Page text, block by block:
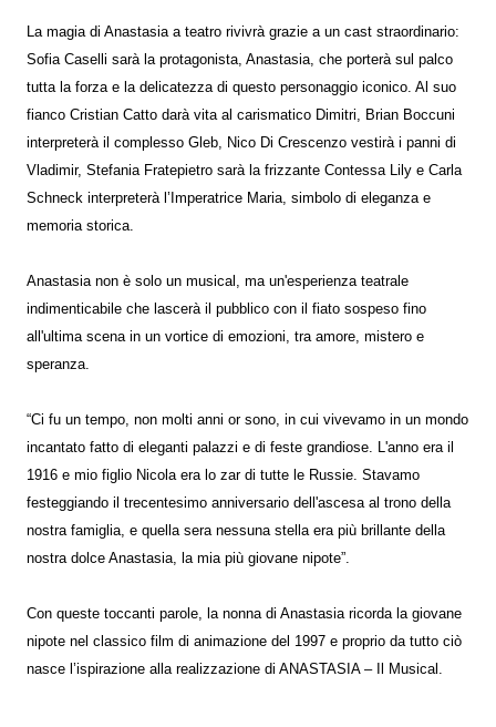
La magia di Anastasia a teatro rivivrà grazie a un cast straordinario:
Sofia Caselli sarà la protagonista, Anastasia, che porterà sul palco
tutta la forza e la delicatezza di questo personaggio iconico. Al suo
fianco Cristian Catto darà vita al carismatico Dimitri, Brian Boccuni
interpreterà il complesso Gleb, Nico Di Crescenzo vestirà i panni di
Vladimir, Stefania Fratepietro sarà la frizzante Contessa Lily e Carla
Schneck interpreterà l’Imperatrice Maria, simbolo di eleganza e
memoria storica.
Anastasia non è solo un musical, ma un'esperienza teatrale
indimenticabile che lascerà il pubblico con il fiato sospeso fino
all'ultima scena in un vortice di emozioni, tra amore, mistero e
speranza.
“Ci fu un tempo, non molti anni or sono, in cui vivevamo in un mondo
incantato fatto di eleganti palazzi e di feste grandiose. L'anno era il
1916 e mio figlio Nicola era lo zar di tutte le Russie. Stavamo
festeggiando il trecentesimo anniversario dell'ascesa al trono della
nostra famiglia, e quella sera nessuna stella era più brillante della
nostra dolce Anastasia, la mia più giovane nipote”.
Con queste toccanti parole, la nonna di Anastasia ricorda la giovane
nipote nel classico film di animazione del 1997 e proprio da tutto ciò
nasce l’ispirazione alla realizzazione di ANASTASIA – Il Musical.